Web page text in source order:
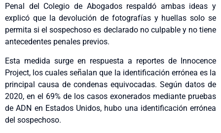
Penal del Colegio de Abogados respaldó ambas ideas y
explicó que la devolución de fotografías y huellas solo se
permita si el sospechoso es declarado no culpable y no tiene
antecedentes penales previos.
Esta medida surge en respuesta a reportes de Innocence
Project, los cuales señalan que la identificación errónea es la
principal causa de condenas equivocadas. Según datos de
2020, en el 69% de los casos exonerados mediante pruebas
de ADN en Estados Unidos, hubo una identificación errónea
del sospechoso.